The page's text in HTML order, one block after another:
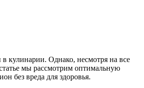
кулинарии. Однако, несмотря на все
мы рассмотрим оптимальную
без вреда для здоровья.